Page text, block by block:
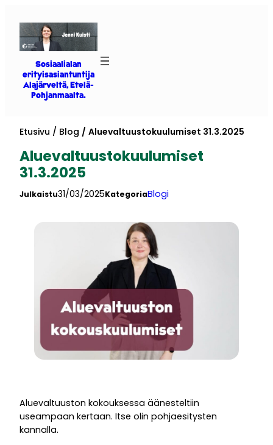
sisältöön
Sosiaalialan
erityisasiantuntija
Alajärveltä, Etelä-
Pohjanmaalta.
Etusivu Blog Aluevaltuustokuulumiset 31.3.2025
Aluevaltuustokuulumiset
31.3.2025
Julkaistu31/03/2025KategoriaBlogi
Aluevaltuuston kokouksessa äänesteltiin
useampaan kertaan. Itse olin pohjaesitysten
kannalla.